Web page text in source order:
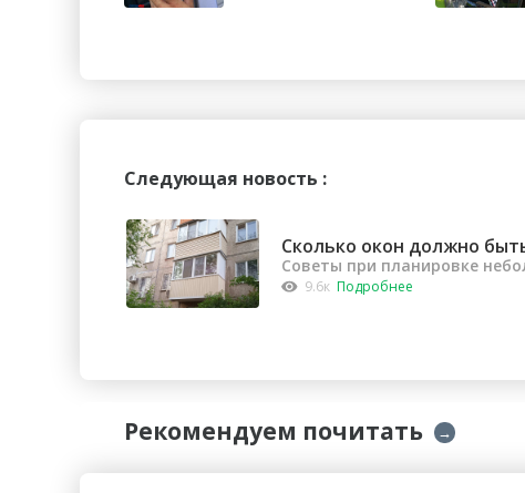
Следующая новость :
Сколько окон должно
Советы при планировке
9.6к Подробнее
Рекомендуем почитать →